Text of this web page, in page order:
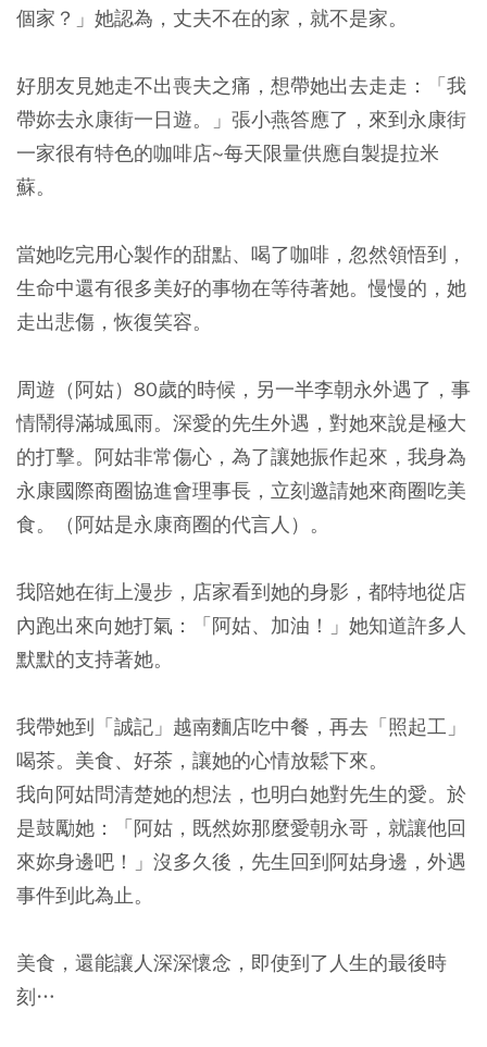
個家？」她認為，丈夫不在的家，就不是家。
好朋友見她走不出喪夫之痛，想帶她出去走走：「我
帶妳去永康街一日遊。」張小燕答應了，來到永康街
一家很有特色的咖啡店~每天限量供應自製提拉米
蘇。
當她吃完用心製作的甜點、喝了咖啡，忽然領悟到，
生命中還有很多美好的事物在等待著她。慢慢的，她
走出悲傷，恢復笑容。
周遊（阿姑）80歲的時候，另一半李朝永外遇了，事
情鬧得滿城風雨。深愛的先生外遇，對她來說是極大
的打擊。阿姑非常傷心，為了讓她振作起來，我身為
永康國際商圈協進會理事長，立刻邀請她來商圈吃美
食。（阿姑是永康商圈的代言人）。
我陪她在街上漫步，店家看到她的身影，都特地從店
內跑出來向她打氣：「阿姑、加油！」她知道許多人
默默的支持著她。
我帶她到「誠記」越南麵店吃中餐，再去「照起工」
喝茶。美食、好茶，讓她的心情放鬆下來。
我向阿姑問清楚她的想法，也明白她對先生的愛。於
是鼓勵她：「阿姑，既然妳那麼愛朝永哥，就讓他回
來妳身邊吧！」沒多久後，先生回到阿姑身邊，外遇
事件到此為止。
美食，還能讓人深深懷念，即使到了人生的最後時
刻…